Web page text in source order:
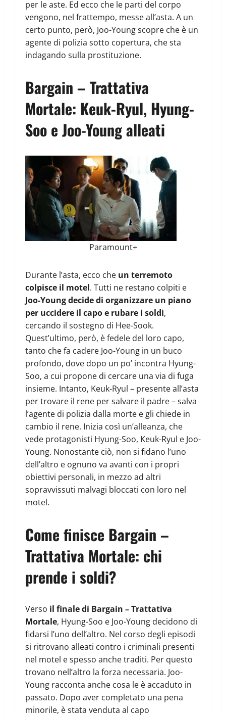
per le aste. Ed ecco che le parti del corpo
vengono, nel frattempo, messe all’asta. A un
certo punto, però, Joo-Young scopre che è un
agente di polizia sotto copertura, che sta
indagando sulla prostituzione.
Bargain – Trattativa
Mortale: Keuk-Ryul, Hyung-
Soo e Joo-Young alleati
Paramount+
Durante l’asta, ecco che un terremoto
colpisce il motel. Tutti ne restano colpiti e
Joo-Young decide di organizzare un piano
per uccidere il capo e rubare i soldi,
cercando il sostegno di Hee-Sook.
Quest’ultimo, però, è fedele del loro capo,
tanto che fa cadere Joo-Young in un buco
profondo, dove dopo un po’ incontra Hyung-
Soo, a cui propone di cercare una via di fuga
insieme. Intanto, Keuk-Ryul – presente all’asta
per trovare il rene per salvare il padre – salva
l’agente di polizia dalla morte e gli chiede in
cambio il rene. Inizia così un’alleanza, che
vede protagonisti Hyung-Soo, Keuk-Ryul e Joo-
Young. Nonostante ciò, non si fidano l’uno
dell’altro e ognuno va avanti con i propri
obiettivi personali, in mezzo ad altri
sopravvissuti malvagi bloccati con loro nel
motel.
Come finisce Bargain –
Trattativa Mortale: chi
prende i soldi?
Verso il finale di Bargain – Trattativa
Mortale, Hyung-Soo e Joo-Young decidono di
fidarsi l’uno dell’altro. Nel corso degli episodi
si ritrovano alleati contro i criminali presenti
nel motel e spesso anche traditi. Per questo
trovano nell’altro la forza necessaria. Joo-
Young racconta anche cosa le è accaduto in
passato. Dopo aver completato una pena
minorile, è stata venduta al capo